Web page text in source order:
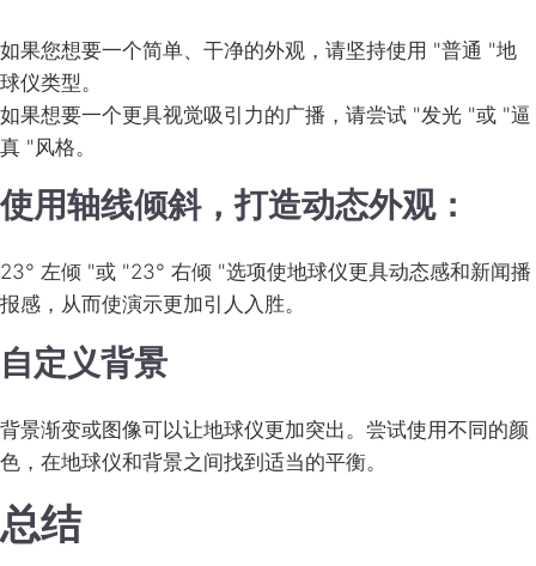
如果您想要一个简单、干净的外观，请坚持使用 "普通 "地
球仪类型。
如果想要一个更具视觉吸引力的广播，请尝试 "发光 "或 "逼
真 "风格。
使用轴线倾斜，打造动态外观：
23° 左倾 "或 "23° 右倾 "选项使地球仪更具动态感和新闻播
报感，从而使演示更加引人入胜。
自定义背景
背景渐变或图像可以让地球仪更加突出。尝试使用不同的颜
色，在地球仪和背景之间找到适当的平衡。
总结